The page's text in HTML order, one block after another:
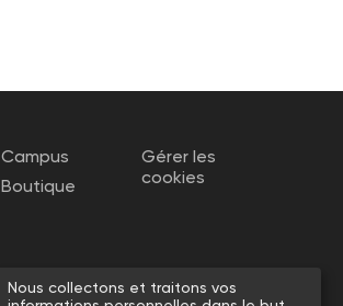
Campus
Boutique
Gérer les
cookies
Nous collectons et traitons vos